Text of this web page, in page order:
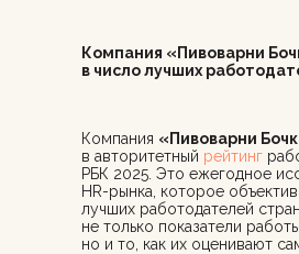
Компания «Пивоварни
в число лучших
Компания «Пивоварни
в авторитетный рейтинг
РБК 2025. Это ежегодное
HR-рынка, которое
лучших работодателей
не только показатели
но и то, как их оценивают